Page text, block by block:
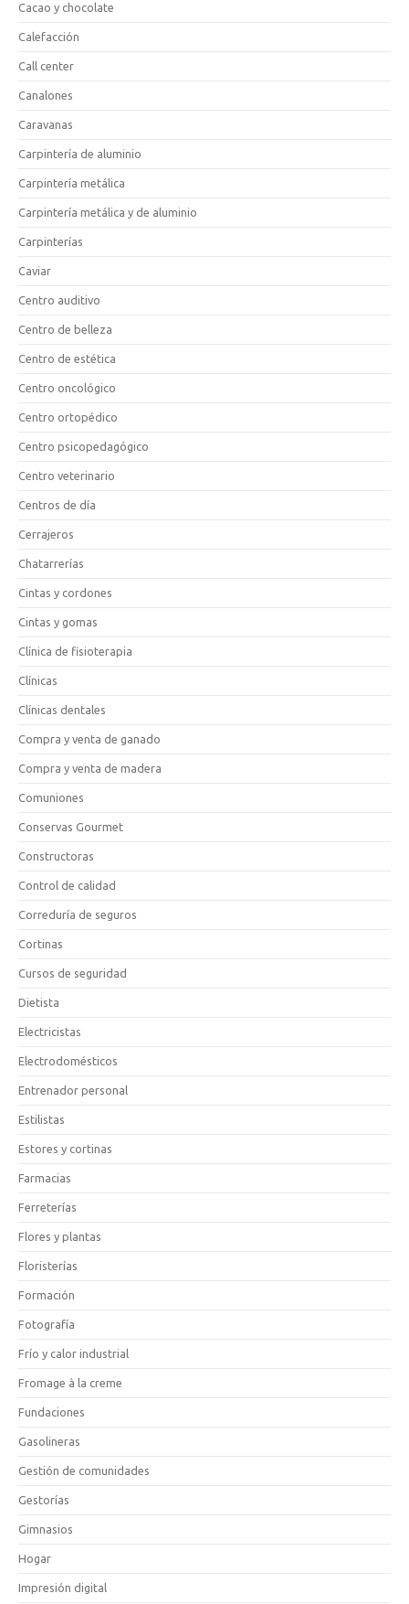
Cacao y chocolate
Calefacción
Call center
Canalones
Caravanas
Carpintería de aluminio
Carpintería metálica
Carpintería metálica y de aluminio
Carpinterías
Caviar
Centro auditivo
Centro de belleza
Centro de estética
Centro oncológico
Centro ortopédico
Centro psicopedagógico
Centro veterinario
Centros de día
Cerrajeros
Chatarrerías
Cintas y cordones
Cintas y gomas
Clínica de fisioterapia
Clínicas
Clínicas dentales
Compra y venta de ganado
Compra y venta de madera
Comuniones
Conservas Gourmet
Constructoras
Control de calidad
Correduría de seguros
Cortinas
Cursos de seguridad
Dietista
Electricistas
Electrodomésticos
Entrenador personal
Estilistas
Estores y cortinas
Farmacias
Ferreterías
Flores y plantas
Floristerías
Formación
Fotografía
Frío y calor industrial
Fromage à la creme
Fundaciones
Gasolineras
Gestión de comunidades
Gestorías
Gimnasios
Hogar
Impresión digital